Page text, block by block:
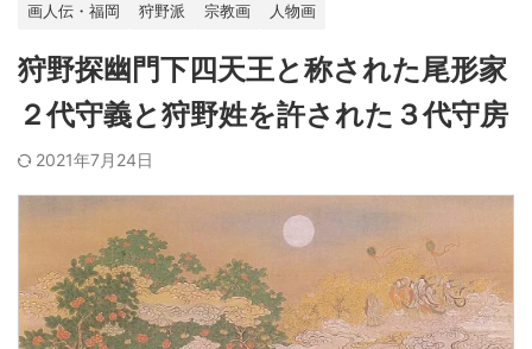
画人伝・福岡 狩野派 宗教画 人物画
狩野探幽門下四天王と称された尾形家
２代守義と狩野姓を許された３代守房
2021年7月24日